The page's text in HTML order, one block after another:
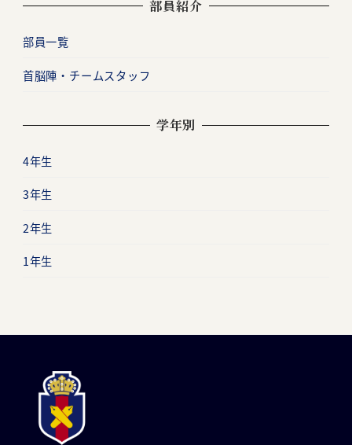
部員紹介
部員一覧
首脳陣・チームスタッフ
学年別
4年生
3年生
2年生
1年生